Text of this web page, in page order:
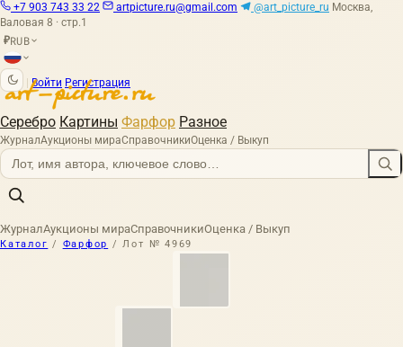
+7 903 743 33 22 artpicture.ru@gmail.com @art_picture_ru Москва,
Валовая 8 · стр.1
₽RUB
Войти Регистрация
Серебро Картины Фарфор Разное
ЖурналАукционы мираСправочникиОценка / Выкуп
ЖурналАукционы мираСправочникиОценка / Выкуп
Каталог / Фарфор / Лот № 4969